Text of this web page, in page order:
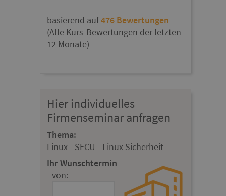
basierend auf476 Bewertungen
(Alle Kurs-Bewertungen der letzten
12 Monate)
Hier individuelles
Firmenseminar anfragen
Thema:
Linux - SECU - Linux Sicherheit
Ihr Wunschtermin
von: